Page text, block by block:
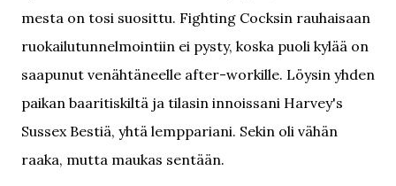
mesta on tosi suosittu. Fighting Cocksin rauhaisaan
ruokailutunnelmointiin ei pysty, koska puoli kylää on
saapunut venähtäneelle after-workille. Löysin yhden
paikan baaritiskiltä ja tilasin innoissani Harvey's
Sussex Bestiä, yhtä lemppariani. Sekin oli vähän
raaka, mutta maukas sentään.